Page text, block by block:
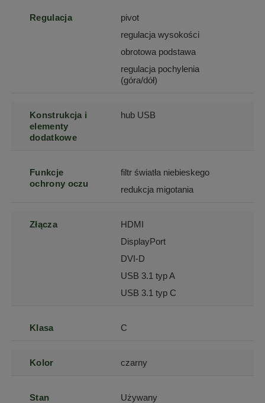
Regulacja
pivot
regulacja wysokości
obrotowa podstawa
regulacja pochylenia
(góra/dół)
Konstrukcja i
elementy
dodatkowe
hub USB
Funkcje
ochrony oczu
filtr światła niebieskego
redukcja migotania
Złącza
HDMI
DisplayPort
DVI-D
USB 3.1 typ A
USB 3.1 typ C
Klasa C
Kolor czarny
Stan Używany